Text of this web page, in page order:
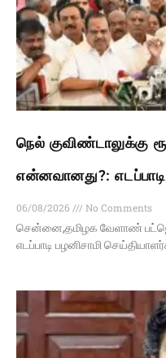
நெல் குவிண்டாலுக்கு
என்னவானது?:
06/08/2026
No Comments
சென்னை,தமிழக வேளாண்
எடப்பாடி பழனிசாமி